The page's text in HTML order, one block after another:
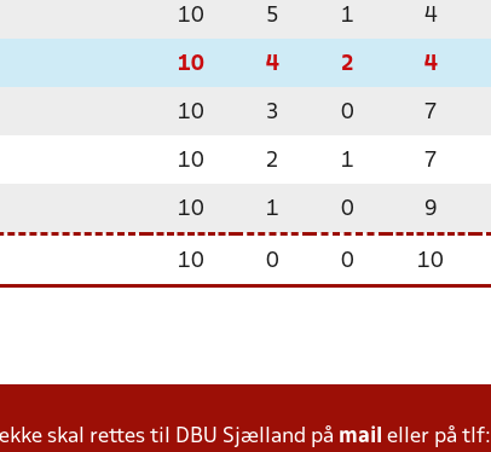
10 5 1 4
10 4 2 4
10 3 0 7
10 2 1 7
10 1 0 9
10 0 0 10
skal rettes til DBU Sjælland på mail eller på tlf: